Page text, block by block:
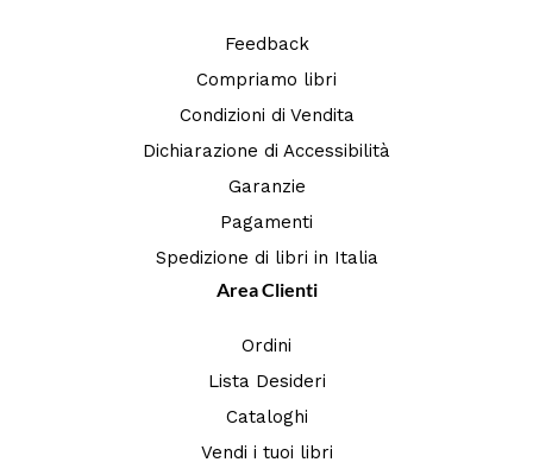
Feedback
Compriamo libri
Condizioni di Vendita
Dichiarazione di Accessibilità
Garanzie
Pagamenti
Spedizione di libri in Italia
Area Clienti
Ordini
Lista Desideri
Cataloghi
Vendi i tuoi libri